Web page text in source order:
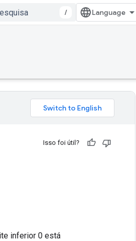
/
Isso foi útil?
inferior 0 está